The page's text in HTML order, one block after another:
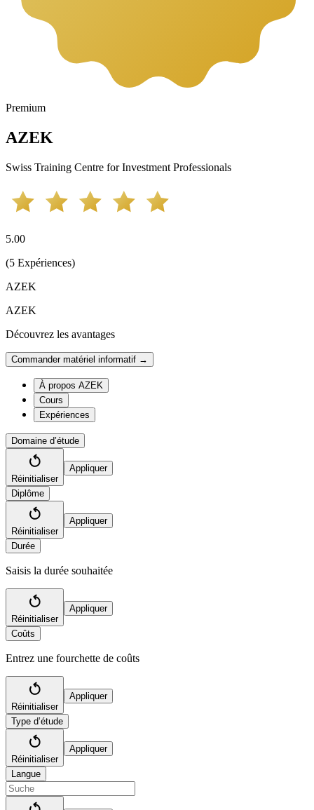
Premium
AZEK
Swiss Training Centre for Investment Professionals
5.00
(5 Expériences)
AZEK
AZEK
Découvrez les avantages
Commander matériel informatif →
À propos AZEK
Cours
Expériences
Domaine d’étude
Réinitialiser
Appliquer
Diplôme
Réinitialiser
Appliquer
Durée
Saisis la durée souhaitée
Réinitialiser
Appliquer
Coûts
Entrez une fourchette de coûts
Réinitialiser
Appliquer
Type d’étude
Réinitialiser
Appliquer
Langue